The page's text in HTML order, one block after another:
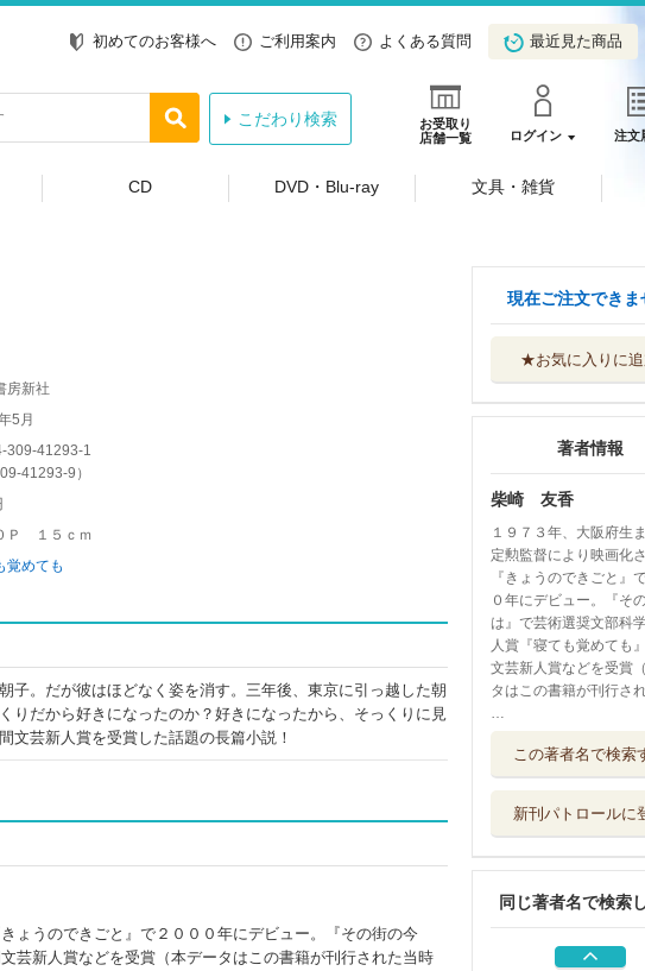
初めてのお客様へ ご利用案内 よくある質問 最近見た商品
お受取り
店舗一覧
ログイン 注文
こだわり検索
CD DVD・Blu-ray 文具・雑貨
房新社
5月
309-41293-1
41293-9 ）
Ｐ １５ｃｍ
覚めても
子。だが彼はほどなく姿を消す。三年後、東京に引っ越した朝
りだから好きになったのか？好きになったから、そっくりに見
文芸新人賞を受賞した話題の長篇小説！
ょうのできごと』で２０００年にデビュー。『その街の今
芸新人賞などを受賞（本データはこの書籍が刊行された当時
現在ご注文できま
★お気に入りに追
著者情報
柴崎 友香
１９７３年、大阪府生
定勲監督により映画化
『きょうのできごと』
０年にデビュー。『そ
は』で芸術選奨文部科
人賞『寝ても覚めても
文芸新人賞などを受賞
タはこの書籍が刊行さ
…
この著者名で検索
新刊パトロールに
同じ著者名で検索
中央公論新社
あらゆるこ
医学書院
大阪
河出書房新社